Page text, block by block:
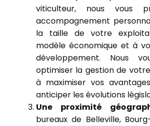
viticulteur, nous vous
accompagnement
la taille de votre
modèle économique et à
développement. Nous
optimiser la gestion de
à maximiser vos
anticiper les évolutions
Une proximité
bureaux de Belleville,